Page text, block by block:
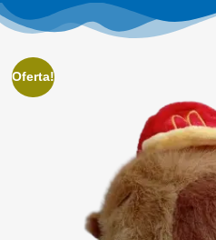
Oferta!